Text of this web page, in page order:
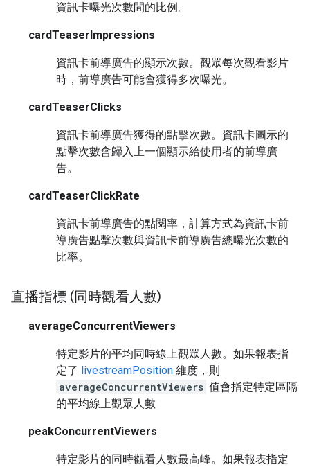
資訊卡曝光次數間的比例。
cardTeaserImpressions
資訊卡前導廣告的顯示次數。觀眾每次觀看影片
時，前導廣告可能會獲得多次曝光。
cardTeaserClicks
資訊卡前導廣告獲得的點擊次數。資訊卡圖示的
點擊次數會歸入上一個顯示給使用者的前導廣
告。
cardTeaserClickRate
資訊卡前導廣告的點閱率，計算方式為資訊卡前
導廣告點擊次數與資訊卡前導廣告總曝光次數的
比率。
直播指標 (同時觀看人數)
averageConcurrentViewers
特定影片的平均同時線上觀眾人數。如果報表指
定了 livestreamPosition 維度，則
averageConcurrentViewers 值會指定特定區隔
的平均線上觀眾人數
peakConcurrentViewers
特定影片的同時觀看人數最高峰。如果報表指定